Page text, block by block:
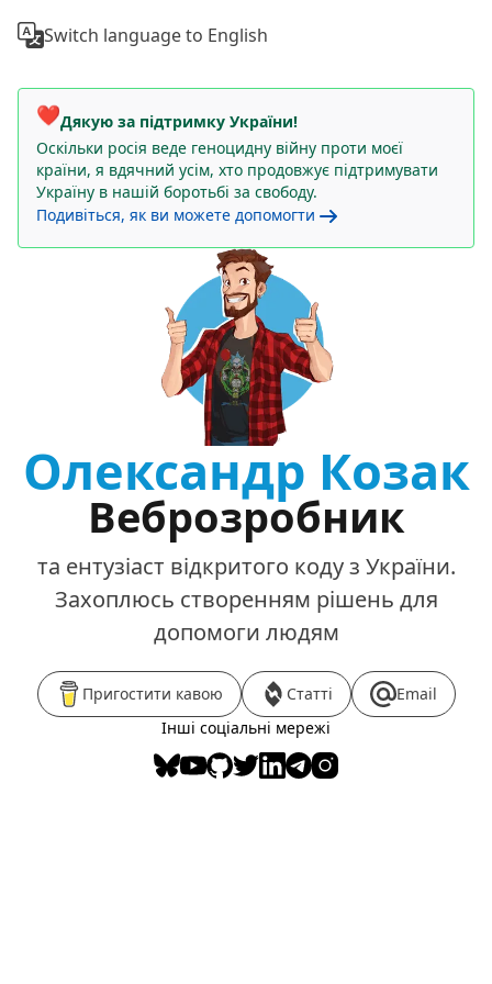
Switch language to English
❤️Дякую за підтримку України!
Оскільки росія веде геноцидну війну проти моєї
країни, я вдячний усім, хто продовжує підтримувати
Україну в нашій боротьбі за свободу.
Подивіться, як ви можете допомогти
Олександр Козак
Веброзробник
та ентузіаст відкритого коду з України.
Захоплюсь створенням рішень для
допомоги людям
Пригостити кавою Статті
Email
Інші соціальні мережі